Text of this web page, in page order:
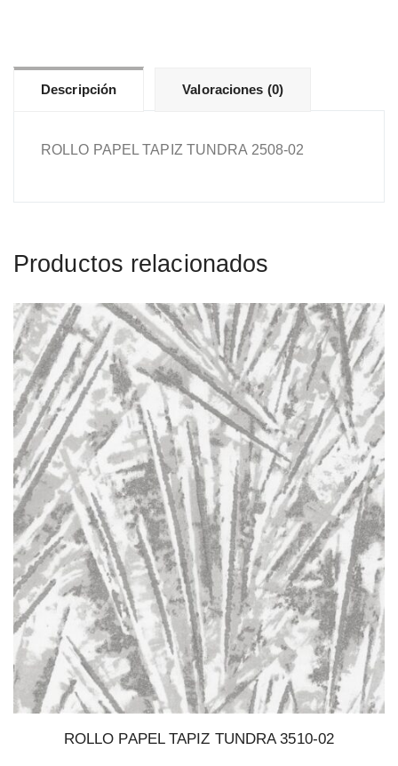
Descripción Valoraciones (0)
ROLLO PAPEL TAPIZ TUNDRA 2508-02
Productos relacionados
ROLLO PAPEL TAPIZ TUNDRA 3510-02